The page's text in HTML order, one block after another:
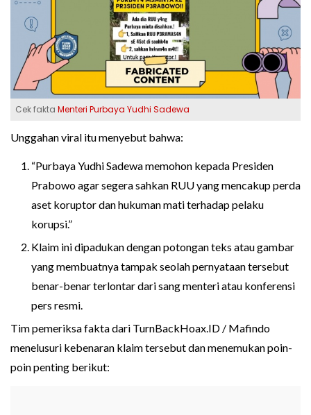
Cek fakta Menteri Purbaya Yudhi Sadewa
Unggahan viral itu menyebut bahwa:
“Purbaya Yudhi Sadewa memohon kepada Presiden
Prabowo agar segera sahkan RUU yang mencakup perda
aset koruptor dan hukuman mati terhadap pelaku
korupsi.”
Klaim ini dipadukan dengan potongan teks atau gambar
yang membuatnya tampak seolah pernyataan tersebut
benar-benar terlontar dari sang menteri atau konferensi
pers resmi.
Tim pemeriksa fakta dari TurnBackHoax.ID / Mafindo
menelusuri kebenaran klaim tersebut dan menemukan poin-
poin penting berikut: